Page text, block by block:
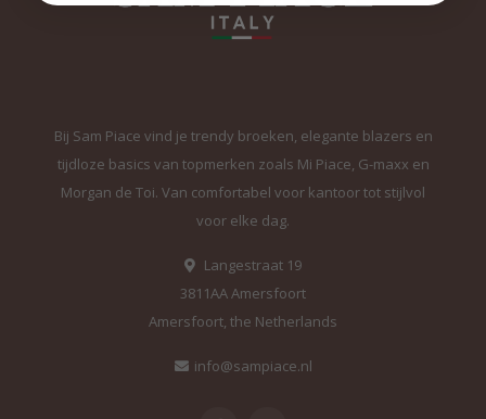
Bij Sam Piace vind je trendy broeken, elegante blazers en
tijdloze basics van topmerken zoals Mi Piace, G-maxx en
Morgan de Toi. Van comfortabel voor kantoor tot stijlvol
voor elke dag.
Langestraat 19
3811AA Amersfoort
Amersfoort, the Netherlands
info@sampiace.nl